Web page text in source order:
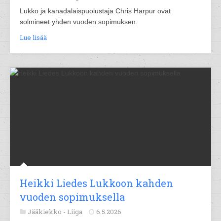
Lukko ja kanadalaispuolustaja Chris Harpur ovat
solmineet yhden vuoden sopimuksen.
Lue lisää
Heikki Liedes Lukkoon kahden
vuoden sopimuksella
Jääkiekko - Liiga 6.5.2026